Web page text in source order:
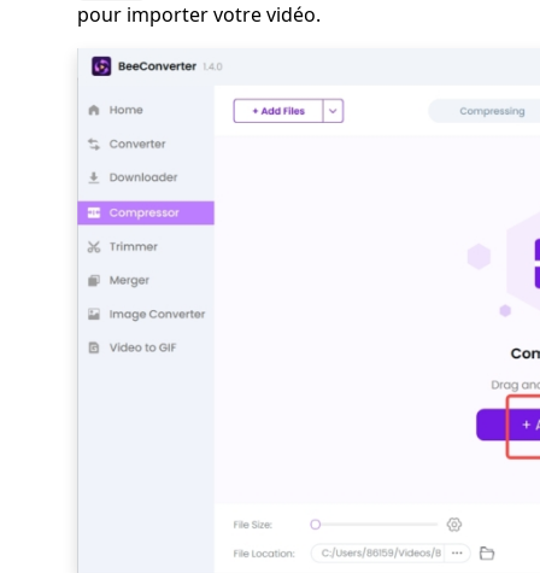
pour importer votre vidéo.